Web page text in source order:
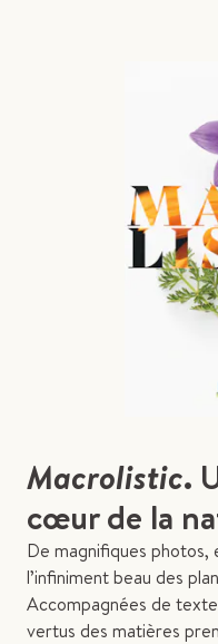
Macrolistic.
cœur de la
De magnifiques photos,
l’infiniment beau des
Accompagnées de
vertus des matières